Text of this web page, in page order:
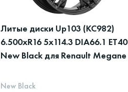
Литые диски Up103 (КС982)
6.500xR16 5x114.3 DIA66.1 ET40
New Black для Renault Megane
New Black